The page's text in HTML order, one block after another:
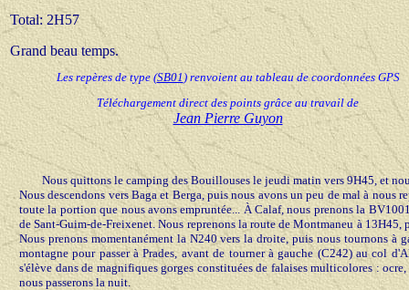
Total: 2H57
Grand beau temps.
Les repères de type(SB01) renvoient au tableau de coordonnées GPS
Téléchargement direct des points grâce au travail de
Jean Pierre Guyon
Nous quittons le camping des Bouillouses le jeudi matin vers 9H45, et
Nous descendons vers Baga et Berga, puis nous avons un peu de mal à nous
toute la portion que nous avons empruntée... À Calaf, nous prenons la
de Sant-Guim-de-Freixenet. Nous reprenons la route de Montmaneu à
Nous prenons momentanément la N240 vers la droite, puis nous tournons à
montagne pour passer à Prades, avant de tourner à gauche (C242) au col
s'élève dans de magnifiques gorges constituées de falaises multicolores :
nous passerons la nuit.